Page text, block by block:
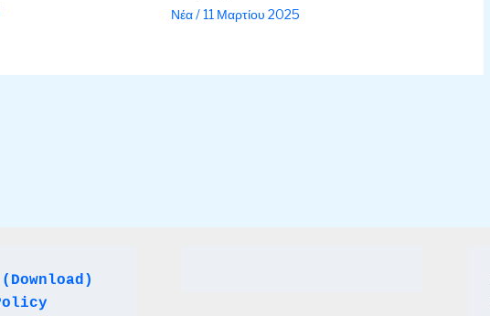
Νέα/11 Μαρτίου 2025
(Download)